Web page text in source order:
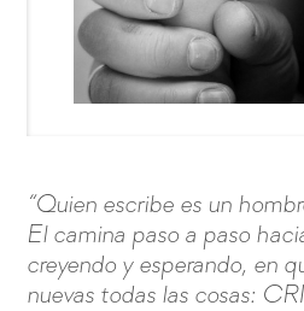
“Quien escribe es un
El camina paso a paso
creyendo y esperando, en
nuevas todas las cosas: